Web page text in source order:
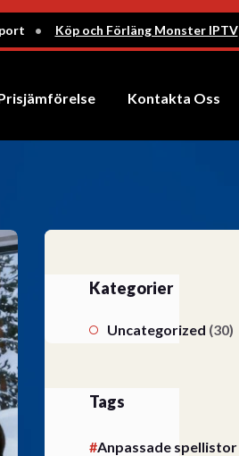
• Köp och Förläng Monster IPTV
Kontakta Oss
Kategorier
Uncategorized (30)
Tags
Anpassade spellistor